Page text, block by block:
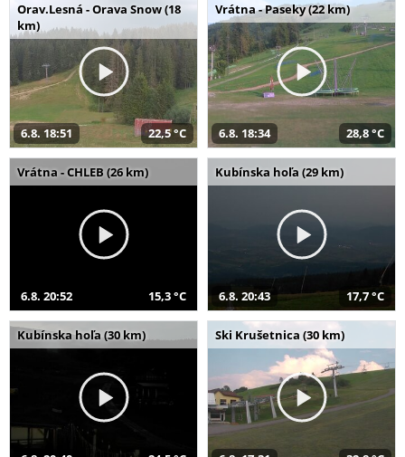
Orav.Lesná - Orava Snow (18
km)
6.8. 18:51 22,5 °C
Vrátna - Paseky (22 km)
6.8. 18:34 28,8 °C
Vrátna - CHLEB (26 km)
6.8. 20:52 15,3 °C
Kubínska hoľa (29 km)
6.8. 20:43 17,7 °C
Kubínska hoľa (30 km) Ski Krušetnica (30 km)